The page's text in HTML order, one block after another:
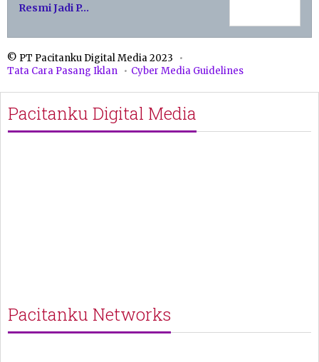
Resmi Jadi P…
© PT Pacitanku Digital Media 2023
Tata Cara Pasang Iklan
Cyber Media Guidelines
Pacitanku Digital Media
Pacitanku Networks